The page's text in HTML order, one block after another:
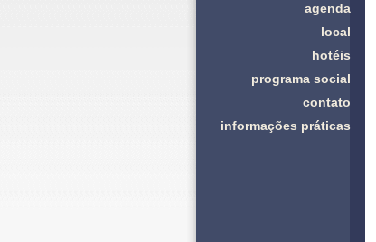
agenda
local
hotéis
programa social
contato
informações práticas